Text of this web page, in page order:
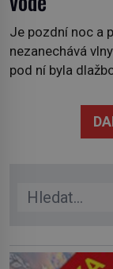
Je pozdní noc a
nezanechává
pod ní byla
mrtvá celé
Srbsku má s